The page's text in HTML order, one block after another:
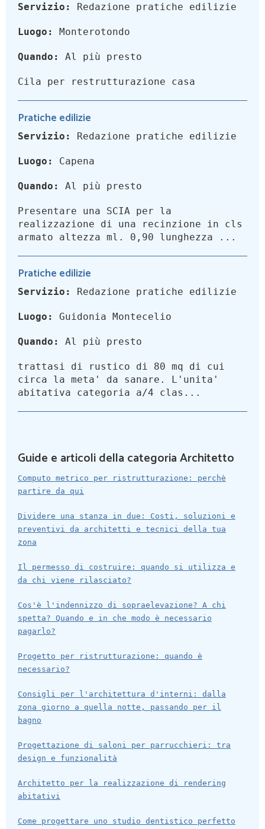
Servizio: Redazione pratiche edilizie
Luogo: Monterotondo
Quando: Al più presto
Cila per restrutturazione casa
Pratiche edilizie
Servizio: Redazione pratiche edilizie
Luogo: Capena
Quando: Al più presto
Presentare una SCIA per la
realizzazione di una recinzione in cls
armato altezza ml. 0,90 lunghezza ...
Pratiche edilizie
Servizio: Redazione pratiche edilizie
Luogo: Guidonia Montecelio
Quando: Al più presto
trattasi di rustico di 80 mq di cui
circa la meta' da sanare. L'unita'
abitativa categoria a/4 clas...
Guide e articoli della categoria Architetto
Computo metrico per ristrutturazione: perchè
partire da qui
Dividere una stanza in due: Costi, soluzioni e
preventivi da architetti e tecnici della tua
zona
Il permesso di costruire: quando si utilizza e
da chi viene rilasciato?
Cos'è l'indennizzo di sopraelevazione? A chi
spetta? Quando e in che modo è necessario
pagarlo?
Progetto per ristrutturazione: quando è
necessario?
Consigli per l'architettura d'interni: dalla
zona giorno a quella notte, passando per il
bagno
Progettazione di saloni per parrucchieri: tra
design e funzionalità
Architetto per la realizzazione di rendering
abitativi
Come progettare uno studio dentistico perfetto